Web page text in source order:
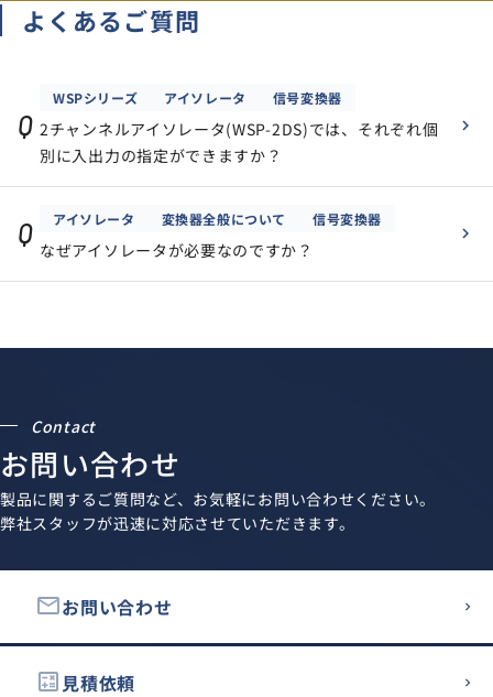
よくあるご質問
Q
WSPシリーズ アイソレータ 信号変換器
2チャンネルアイソレータ(WSP-2DS)では、それぞれ個
別に入出力の指定ができますか？
Q アイソレータ 変換器全般について 信号変換器
なぜアイソレータが必要なのですか？
Contact
お問い合わせ
製品に関するご質問など、お気軽にお問い合わせください。
弊社スタッフが迅速に対応させていただきます。
emailお問い合わせ
calculate 見積依頼